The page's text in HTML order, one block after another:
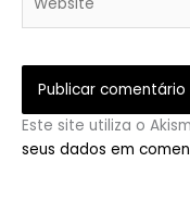
Este site utiliza o
seus dados em